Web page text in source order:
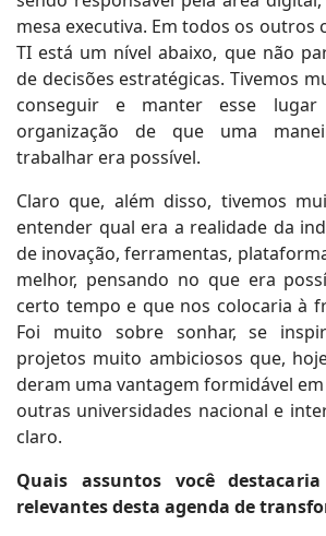
mesa executiva. Em todos os outros
TI está um nível abaixo, que não
de decisões estratégicas. Tivemos
conseguir e manter esse
organização de que uma
trabalhar era possível.
Claro que, além disso, tivemos
entender qual era a realidade da
de inovação, ferramentas,
melhor, pensando no que era
certo tempo e que nos colocaria à
Foi muito sobre sonhar, se
projetos muito ambiciosos que,
deram uma vantagem formidável
outras universidades nacional e
claro.
Quais assuntos você
relevantes desta agenda de